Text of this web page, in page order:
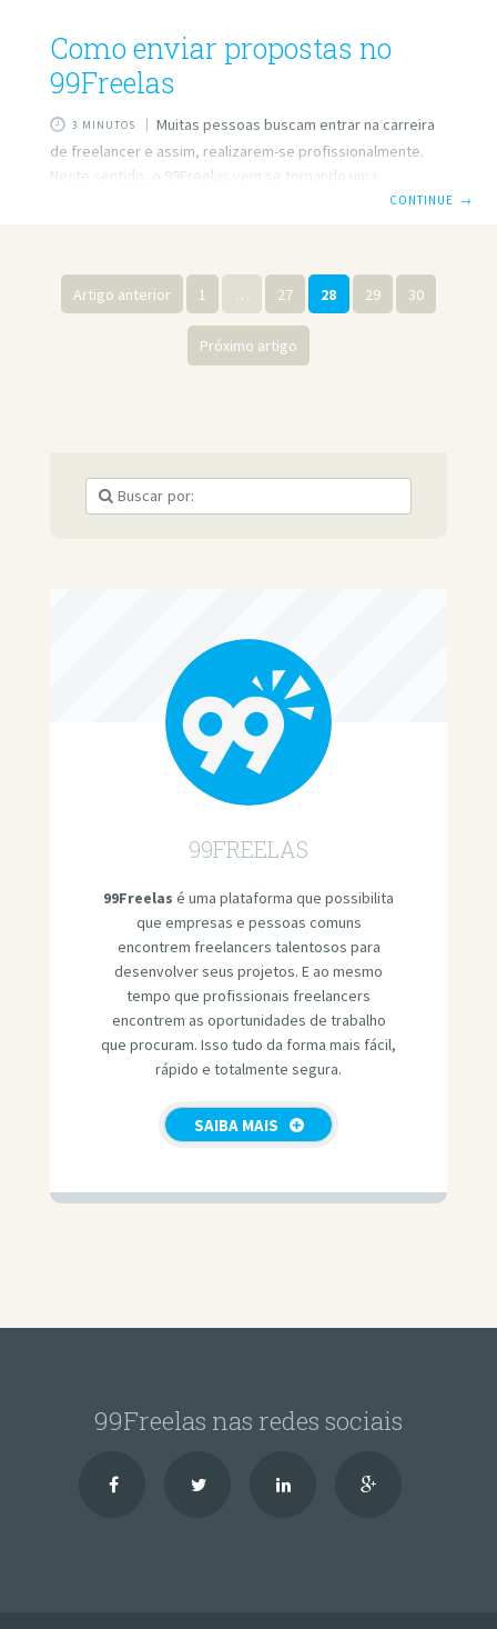
Como enviar propostas no
99Freelas
3 MINUTOS
Muitas pessoas buscam entrar na carreira
de freelancer e assim, realizarem-se profissionalmente.
Neste sentido, o 99Freelas vem se tornando uma
plataforma muito importante para quem busca tal objetivo.
particularidades do site, que as vezes, quando mal
preenchidas, fazem com que o freelancer perca bons
trabalhos. Neste sentido, preparamos este pequeno
tutorial para você aprender a enviar propostas de maneira
simples e fácil. Basicamente, quando você fizer seu
CONTINUE →
Artigo anterior 1 … 27 28 29 30
Próximo artigo
99FREELAS
99Freelas é uma plataforma que possibilita
que empresas e pessoas comuns
encontrem freelancers talentosos para
desenvolver seus projetos. E ao mesmo
tempo que profissionais freelancers
encontrem as oportunidades de trabalho
que procuram. Isso tudo da forma mais fácil,
rápido e totalmente segura.
SAIBA MAIS
99Freelas nas redes sociais